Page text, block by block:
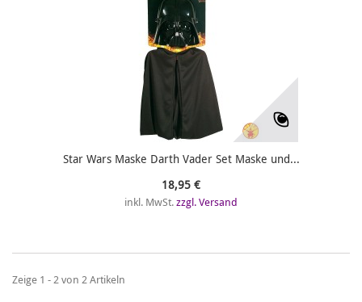
Star Wars Maske Darth Vader Set Maske und...
18,95 €
inkl. MwSt.zzgl. Versand
Zeige 1 - 2 von 2 Artikeln